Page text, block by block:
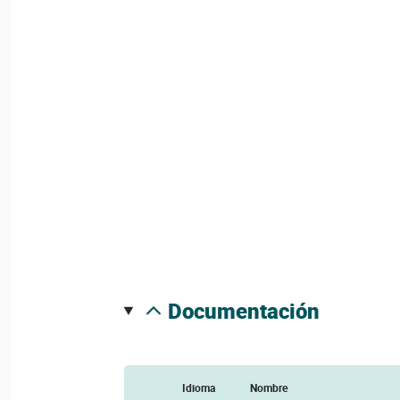
documentación
Idioma Nombre